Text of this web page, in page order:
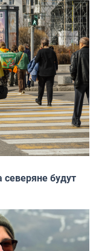
северяне будут